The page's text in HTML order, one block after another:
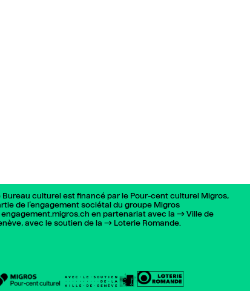
022 732 72 01
Bureau culturel est financé par le Pour-cent culturel Migros,
de l’engagement sociétal du groupe Migros
engagement.migros.ch en partenariat avec la
Ville de
, avec le soutien de la Loterie Romande.